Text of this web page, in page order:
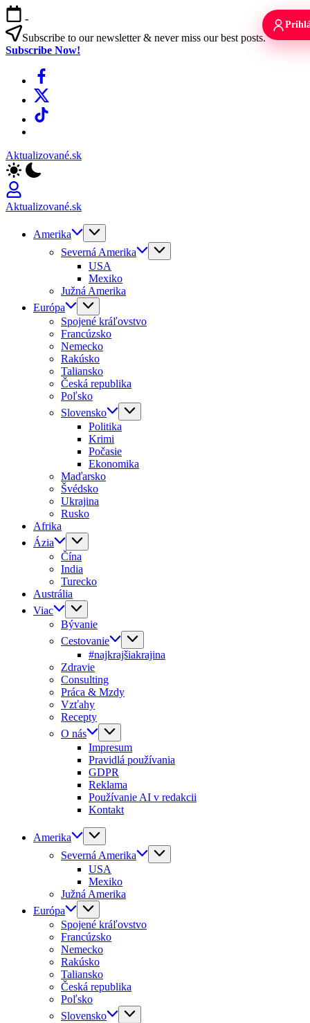
Skip
to
content
-
Subscribe to our newsletter & never miss our best posts.
Subscribe Now!
Facebook
X
TikTok
Aktualizované.sk
Aktualizované.sk
Amerika
Severná Amerika
USA
Mexiko
Južná Amerika
Európa
Spojené kráľovstvo
Francúzsko
Nemecko
Rakúsko
Taliansko
Česká republika
Poľsko
Slovensko
Politika
Krimi
Počasie
Ekonomika
Maďarsko
Švédsko
Ukrajina
Rusko
Afrika
Ázia
Čína
India
Turecko
Austrália
Viac
Bývanie
Cestovanie
#najkrajšiakrajina
Zdravie
Consulting
Práca & Mzdy
Vzťahy
Recepty
O nás
Impresum
Pravidlá používania
GDPR
Reklama
Používanie AI v redakcii
Kontakt
Amerika
Severná Amerika
USA
Mexiko
Južná Amerika
Európa
Spojené kráľovstvo
Francúzsko
Nemecko
Rakúsko
Taliansko
Česká republika
Poľsko
Slovensko